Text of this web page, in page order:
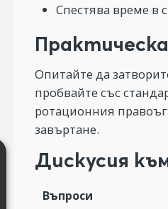
Спестява време в
Опитайте да
пробвайте със
ротационния
завъртане.
Дискусия
Въпроси